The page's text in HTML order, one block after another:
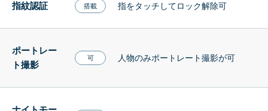
指紋認証 搭載 指をタッチしてロック解除可
ポートレー
ト撮影
可 人物のみポートレート撮影が可